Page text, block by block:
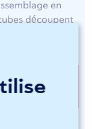
en
découpent
et
chez